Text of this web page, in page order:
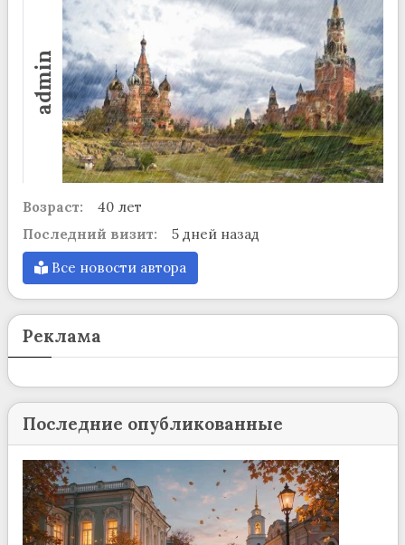
admin
Возраст:
40 лет
Последний визит:
5 дней назад
Все новости автора
Реклама
Последние опубликованные